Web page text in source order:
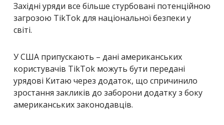
Західні уряди все більше стурбовані потенційною
загрозою TikTok для національної безпеки у
світі.
У США припускають – дані американських
користувачів TikTok можуть бути передані
урядові Китаю через додаток, що спричинило
зростання закликів до заборони додатку з боку
американських законодавців.